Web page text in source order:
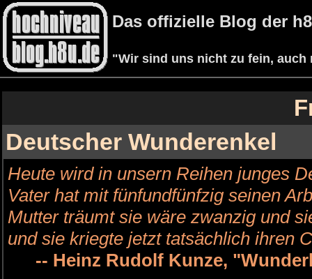
Das offizielle Blog der
"Wir sind uns nicht zu fein, auch
Deutscher Wunderenkel
Heute wird in unsern Reihen junges
Vater hat mit fünfundfünfzig seinen
Mutter träumt sie wäre zwanzig und
und sie kriegte jetzt tatsächlich ihren
-- Heinz Rudolf Kunze,